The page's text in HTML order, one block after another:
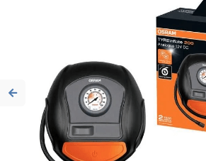
Previous